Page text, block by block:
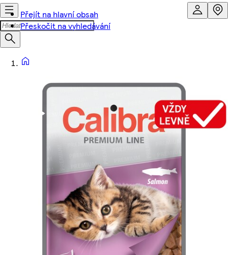
Přejít na hlavní obsah
Přeskočit na vyhledávání